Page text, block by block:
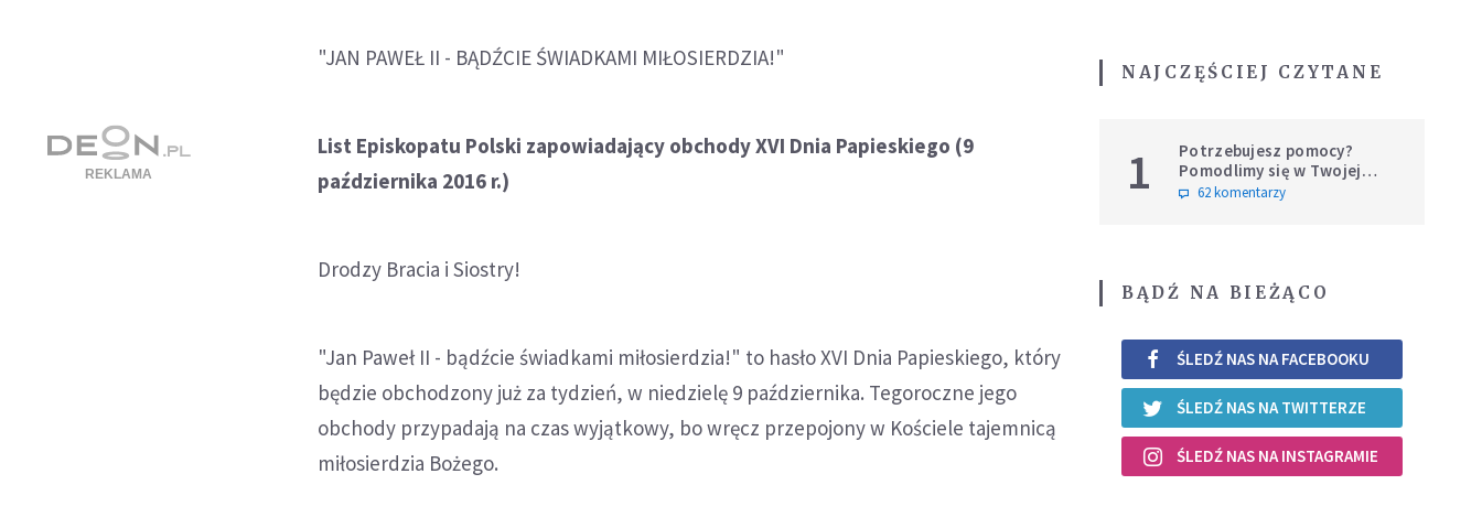
"JAN PAWEŁ II - BĄDŹCIE ŚWIADKAMI MIŁOSIERDZIA!"
List Episkopatu Polski zapowiadający obchody XVI Dnia Papieskiego (9
października 2016 r.)
Drodzy Bracia i Siostry!
"Jan Paweł II - bądźcie świadkami miłosierdzia!" to hasło XVI Dnia Papieskiego, który
będzie obchodzony już za tydzień, w niedzielę 9 października. Tegoroczne jego
obchody przypadają na czas wyjątkowy, bo wręcz przepojony w Kościele tajemnicą
miłosierdzia Bożego.
NAJCZĘŚCIEJ CZYTANE
1
Potrzebujesz pomocy?
Pomodlimy się w Twojej
intencji
62 komentarzy
BĄDŹ NA BIEŻĄCO
ŚLEDŹ NAS NA FACEBOOKU
ŚLEDŹ NAS NA TWITTERZE
ŚLEDŹ NAS NA INSTAGRAMIE